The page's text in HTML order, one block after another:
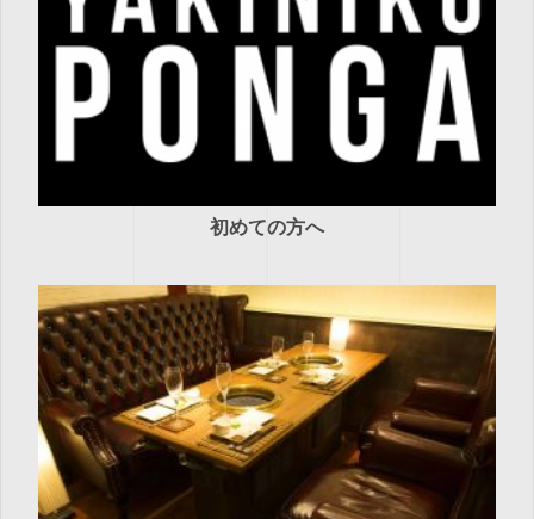
初めての方へ